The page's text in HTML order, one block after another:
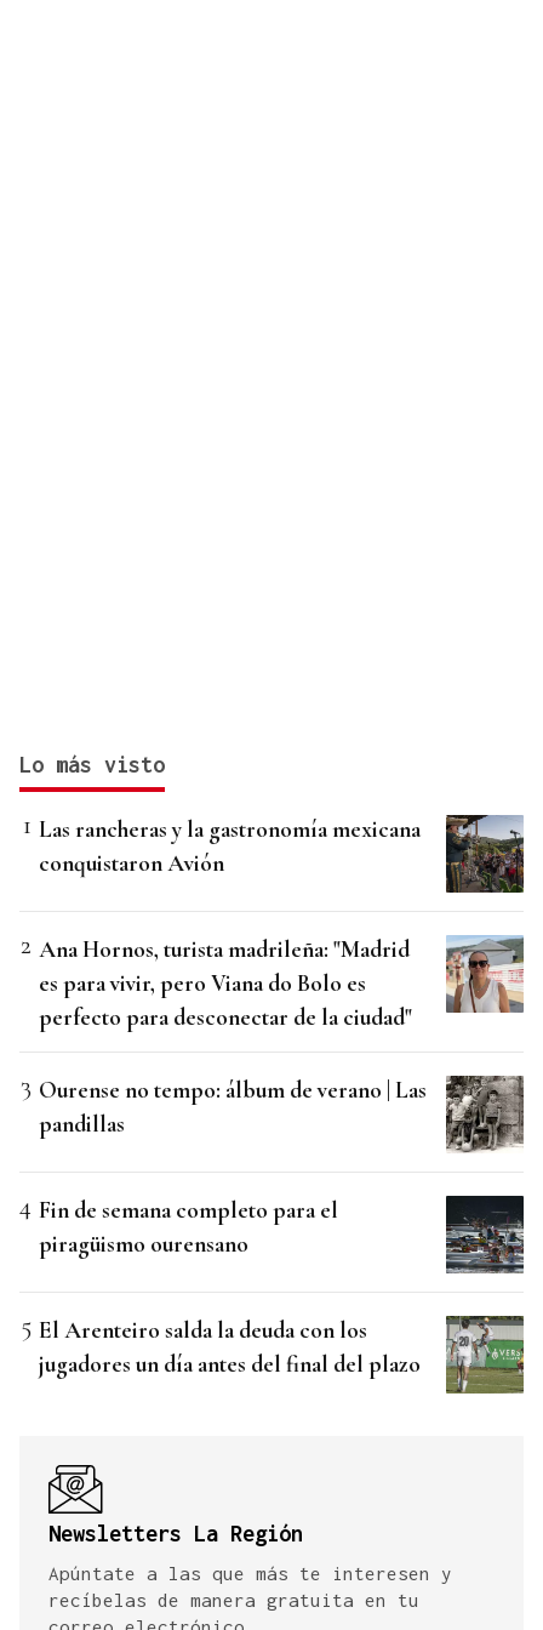
Lo más visto
Las rancheras y la gastronomía mexicana
conquistaron Avión
Ana Hornos, turista madrileña: "Madrid
es para vivir, pero Viana do Bolo es
perfecto para desconectar de la ciudad"
Ourense no tempo: álbum de verano | Las
pandillas
Fin de semana completo para el
piragüismo ourensano
El Arenteiro salda la deuda con los
jugadores un día antes del final del plazo
Newsletters La Región
Apúntate a las que más te interesen y
recíbelas de manera gratuita en tu